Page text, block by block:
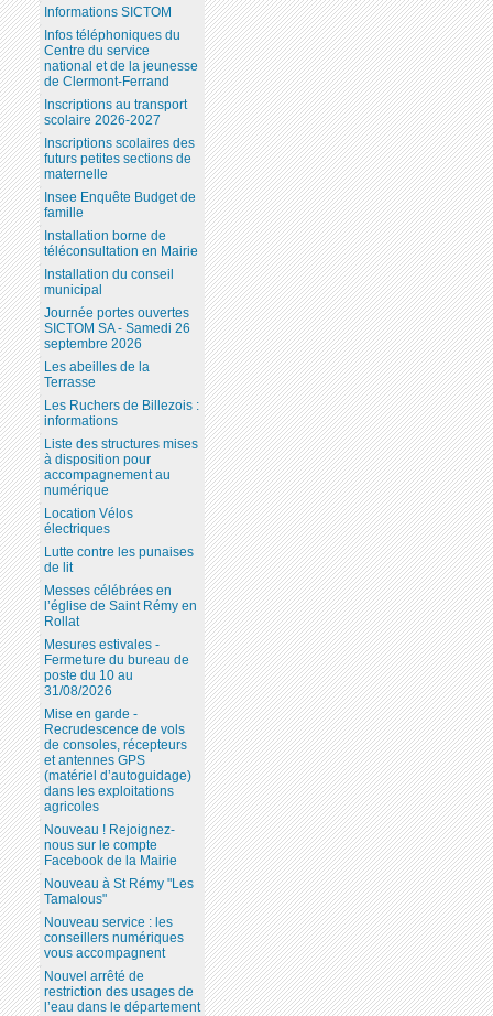
Informations SICTOM
Infos téléphoniques du
Centre du service
national et de la jeunesse
de Clermont-Ferrand
Inscriptions au transport
scolaire 2026-2027
Inscriptions scolaires des
futurs petites sections de
maternelle
Insee Enquête Budget de
famille
Installation borne de
téléconsultation en Mairie
Installation du conseil
municipal
Journée portes ouvertes
SICTOM SA - Samedi 26
septembre 2026
Les abeilles de la
Terrasse
Les Ruchers de Billezois :
informations
Liste des structures mises
à disposition pour
accompagnement au
numérique
Location Vélos
électriques
Lutte contre les punaises
de lit
Messes célébrées en
l’église de Saint Rémy en
Rollat
Mesures estivales -
Fermeture du bureau de
poste du 10 au
31/08/2026
Mise en garde -
Recrudescence de vols
de consoles, récepteurs
et antennes GPS
(matériel d’autoguidage)
dans les exploitations
agricoles
Nouveau ! Rejoignez-
nous sur le compte
Facebook de la Mairie
Nouveau à St Rémy "Les
Tamalous"
Nouveau service : les
conseillers numériques
vous accompagnent
Nouvel arrêté de
restriction des usages de
l’eau dans le département